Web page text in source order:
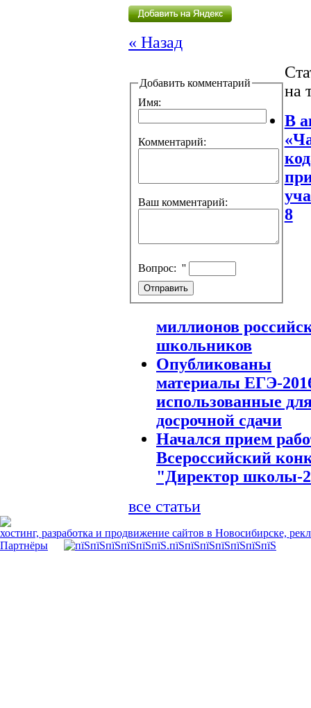
« Назад
Добавить комментарий
Имя:
Комментарий:
Ваш комментарий:
Вопрос: ''
на
В
8
миллионов
школьников
Опубликованы
материалы ЕГЭ-
использованные
досрочной сдачи
Начался прием
Всероссийский
"Директор школы-
все статьи
хостинг, разработка и продвижение сайтов в Новосибирске,
Партнёры